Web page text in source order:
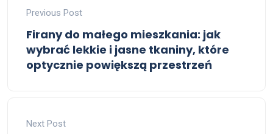
Previous Post
Firany do małego mieszkania: jak
wybrać lekkie i jasne tkaniny, które
optycznie powiększą przestrzeń
Next Post